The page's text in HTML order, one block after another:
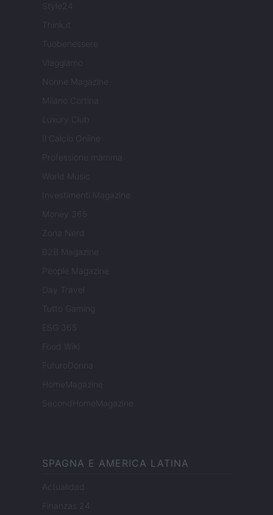
Style24
Think.it
Tuobenessere
Viaggiamo
Nonne Magazine
Milano Cortina
Luxury Club
Il Calcio Online
Professione mamma
World Music
Investimenti Magazine
Money 365
Zona Nerd
B2B Magazine
People Magazine
Day Travel
Tutto Gaming
ESG 365
Food Wiki
FuturoDonna
HomeMagazine
SecondHomeMagazine
SPAGNA E AMERICA LATINA
Actualidad
Finanzas 24